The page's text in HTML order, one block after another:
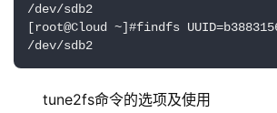
/dev/sdb2
[root@Cloud ~]#findfs
/dev/sdb2
tune2fs命令的选项及使用